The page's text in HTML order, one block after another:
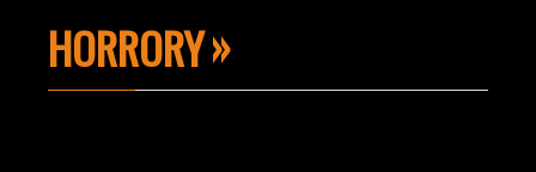
HORRORY